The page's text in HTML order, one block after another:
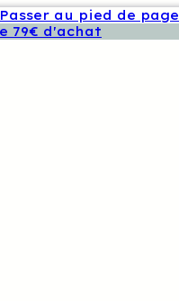
Passer au pied de page
79€ d'achat